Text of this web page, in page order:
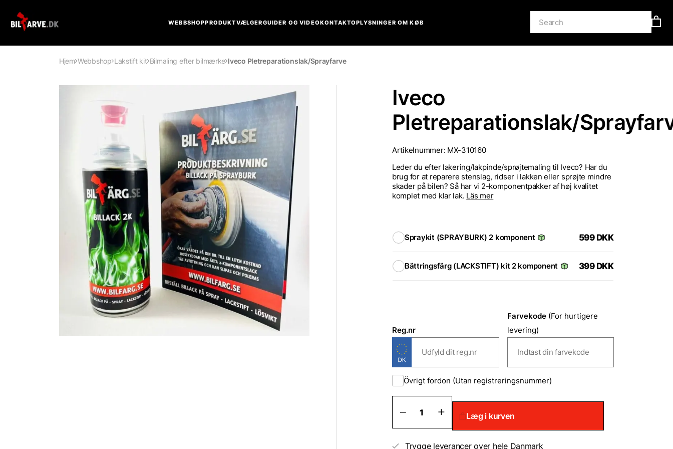
WEBBSHOPPRODUKTVÆLGERGUIDER OG VIDEOKONTAKTOPLYSNINGER OM KØB
Hjem Webbshop Lakstift kit Bilmaling efter bilmærke Iveco Pletreparationslak/Sprayfarve
Iveco
Pletreparationslak/
Artikelnummer: MX-310160
Leder du efter lakering/lakpinde/sprøjtemaling til Iveco? Har du
brug for at reparere stenslag, ridser i lakken eller sprøjte mindre
skader på bilen? Så har vi 2-komponentpakker af høj kvalitet
komplet med klar lak. Läs mer
Spraykit (SPRAYBURK) 2 komponent 599 DKK
Bättringsfärg (LACKSTIFT) kit 2 komponent 399 DKK
Reg.nr
Farvekode (For hurtigere
levering)
Övrigt fordon (Utan registreringsnummer)
Iveco
Pletreparationslak/Sprayfarve
antal
Læg i kurven
Trygge leverancer over hele Danmark